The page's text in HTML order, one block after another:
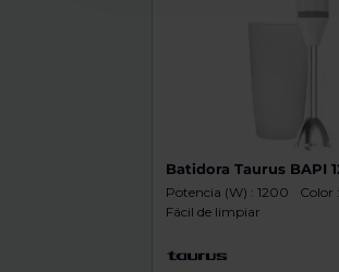
Batidora Taurus BAPI
Potencia (W) : 1200
Color
Fácil de limpiar